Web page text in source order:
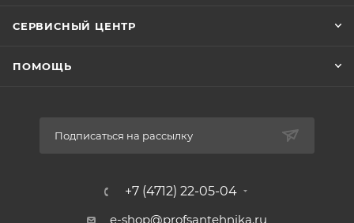
СЕРВИСНЫЙ ЦЕНТР
ПОМОЩЬ
Подписаться на рассылку
+7 (4712) 22-05-04
e-shop@profsantehnika.ru